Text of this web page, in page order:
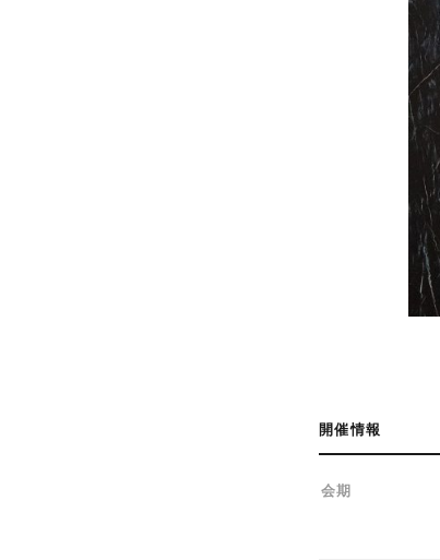
開催情報
会期